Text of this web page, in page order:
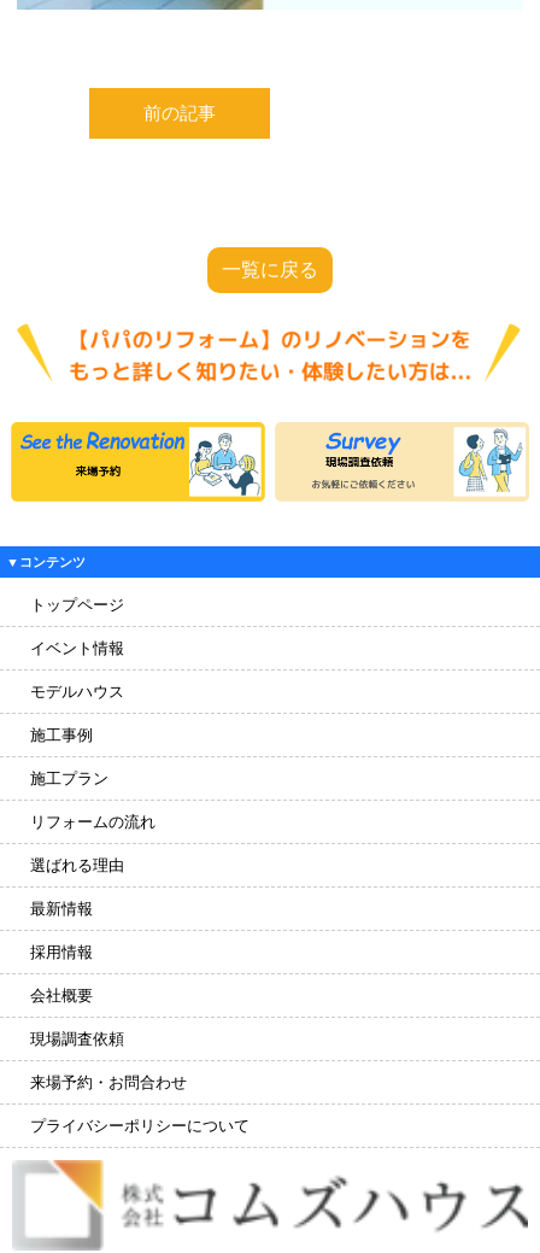
前の記事
一覧に戻る
▼コンテンツ
トップページ
イベント情報
モデルハウス
施工事例
施工プラン
リフォームの流れ
選ばれる理由
最新情報
採用情報
会社概要
現場調査依頼
来場予約・お問合わせ
プライバシーポリシーについて